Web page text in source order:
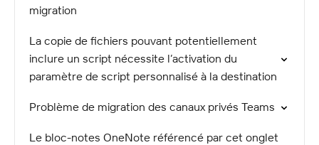
migration
La copie de fichiers pouvant potentiellement
inclure un script nécessite l’activation du
paramètre de script personnalisé à la destination
Problème de migration des canaux privés Teams
Le bloc-notes OneNote référencé par cet onglet